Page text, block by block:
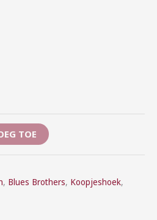
TOE
, Blues Brothers, Koopjeshoek,